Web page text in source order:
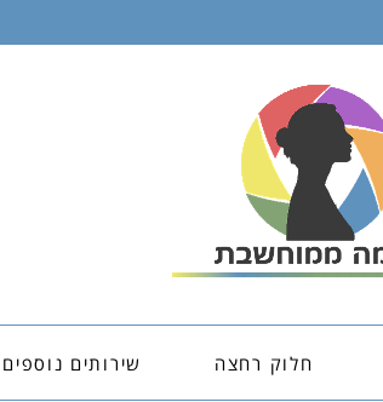
חלוק רחצה שירותים נוספים